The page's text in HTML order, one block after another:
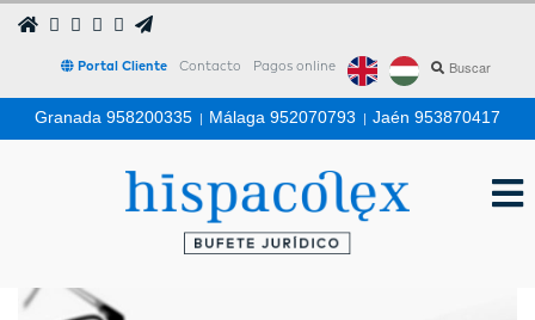
Portal Cliente Contacto Pagos online
Granada 958200335 | Málaga 952070793 | Jaén 953870417